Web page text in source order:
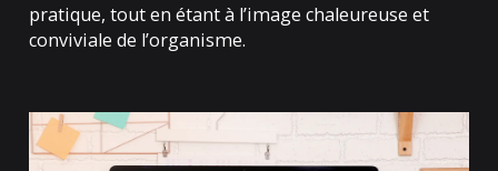
pratique, tout en étant à l’image chaleureuse et
conviviale de l’organisme.